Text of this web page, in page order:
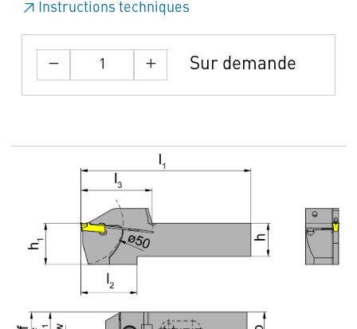
Instructions techniques
Sur demande